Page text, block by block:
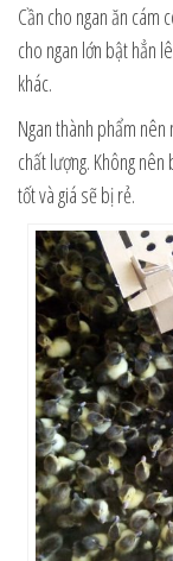
Cần cho ngan ăn cám
cho ngan lớn bật hẳn
khác.
Ngan thành phẩm
chất lượng. Không
tốt và giá sẽ bị rẻ.